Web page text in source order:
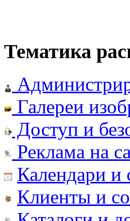
Тематика
Галереи
Доступ и
Реклама на
Календари и
Клиенты и